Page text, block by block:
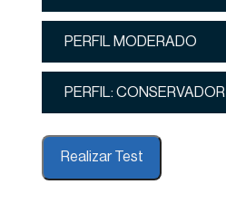
PERFIL MODERADO
PERFIL: CONSERVADOR
Realizar Test